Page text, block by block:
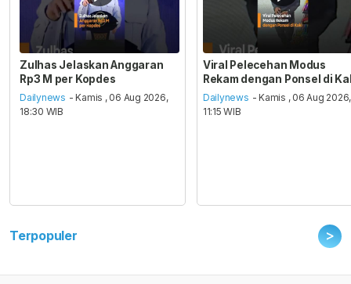
Zulhas Jelaskan Anggaran
Rp3 M per Kopdes
Dailynews - Kamis , 06 Aug 2026,
18:30 WIB
Viral Pelecehan Modus
Rekam dengan Ponsel di
Dailynews - Kamis , 06 Aug 2026,
11:15 WIB
Terpopuler >